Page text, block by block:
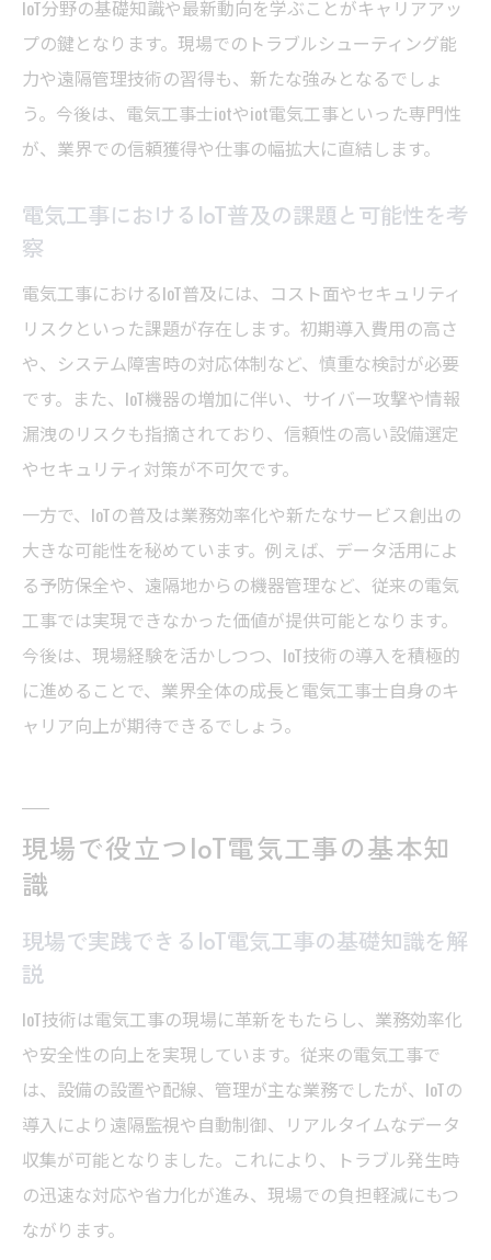
学習法
キャリア形成に役立つ電気工事IoT導入の実
践例
IoT分野の基礎知識や最新動向を学ぶことがキャリアアッ
プの鍵となります。現場でのトラブルシューティング能
力や遠隔管理技術の習得も、新たな強みとなるでしょ
う。今後は、電気工事士iotやiot電気工事といった専門性
が、業界での信頼獲得や仕事の幅拡大に直結します。
電気工事におけるIoT普及の課題と可能性を考
察
電気工事におけるIoT普及には、コスト面やセキュリティ
リスクといった課題が存在します。初期導入費用の高さ
や、システム障害時の対応体制など、慎重な検討が必要
です。また、IoT機器の増加に伴い、サイバー攻撃や情報
漏洩のリスクも指摘されており、信頼性の高い設備選定
やセキュリティ対策が不可欠です。
一方で、IoTの普及は業務効率化や新たなサービス創出の
大きな可能性を秘めています。例えば、データ活用によ
る予防保全や、遠隔地からの機器管理など、従来の電気
工事では実現できなかった価値が提供可能となります。
今後は、現場経験を活かしつつ、IoT技術の導入を積極的
に進めることで、業界全体の成長と電気工事士自身のキ
ャリア向上が期待できるでしょう。
現場で役立つIoT電気工事の基本知
識
現場で実践できるIoT電気工事の基礎知識を解
説
IoT技術は電気工事の現場に革新をもたらし、業務効率化
や安全性の向上を実現しています。従来の電気工事で
は、設備の設置や配線、管理が主な業務でしたが、IoTの
導入により遠隔監視や自動制御、リアルタイムなデータ
収集が可能となりました。これにより、トラブル発生時
の迅速な対応や省力化が進み、現場での負担軽減にもつ
ながります。